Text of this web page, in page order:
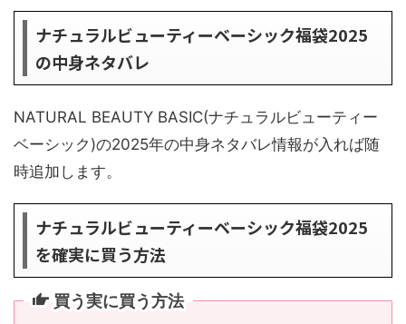
ナチュラルビューティーベーシック福袋2025
の中身ネタバレ
NATURAL BEAUTY BASIC(ナチュラルビューティー
ベーシック)の2025年の中身ネタバレ情報が入れば随
時追加します。
ナチュラルビューティーベーシック福袋2025
を確実に買う方法
買う実に買う方法